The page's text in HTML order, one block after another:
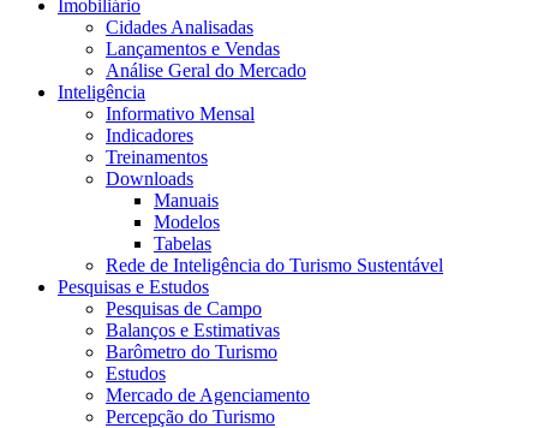
Imobiliário
Cidades Analisadas
Lançamentos e Vendas
Análise Geral do Mercado
Inteligência
Informativo Mensal​
Indicadores
Treinamentos
Downloads
Manuais
Modelos
Tabelas
Rede de Inteligência do Turismo Sustentável
Pesquisas e Estudos
Pesquisas de Campo
Balanços e Estimativas
Barômetro do Turismo
Estudos
Mercado de Agenciamento
Percepção do Turismo